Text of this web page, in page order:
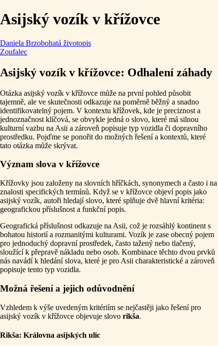
Asijský vozík v křížovce
Daniela Brzobohatá životopis
Zoufalec
Asijský vozík v křížovce: Odhalení záhady
Otázka asijský vozík v křížovce může na první pohled působit
tajemně, ale ve skutečnosti odkazuje na poměrně běžný a snadno
identifikovatelný pojem. V kontextu křížovek, kde je preciznost a
jednoznačnost klíčová, se obvykle jedná o slovo, které má silnou
kulturní vazbu na Asii a zároveň popisuje typ vozidla či dopravního
prostředku. Pojďme se ponořit do možných řešení a kontextů, které
tato otázka může skrývat.
Význam slova v křížovce
Křížovky jsou založeny na slovních hříčkách, synonymech a často i na
znalosti specifických termínů. Když se v křížovce objeví popis jako
asijský vozík, autoři hledají slovo, které splňuje dvě hlavní kritéria:
geografickou příslušnost a funkční popis.
Geografická příslušnost odkazuje na Asii, což je rozsáhlý kontinent s
bohatou historií a rozmanitými kulturami. Vozík je zase obecný pojem
pro jednoduchý dopravní prostředek, často tažený nebo tlačený,
sloužící k přepravě nákladu nebo osob. Kombinace těchto dvou prvků
nás navádí k hledání slova, které je pro Asii charakteristické a zároveň
popisuje tento typ vozidla.
Možná řešení a jejich odůvodnění
Vzhledem k výše uvedeným kritériím se nejčastěji jako řešení pro
asijský vozík v křížovce objevuje slovo rikša.
Rikša: Královna asijských ulic